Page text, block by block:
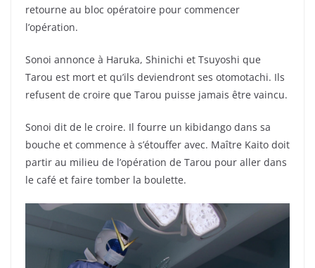
retourne au bloc opératoire pour commencer
l’opération.
Sonoi annonce à Haruka, Shinichi et Tsuyoshi que
Tarou est mort et qu’ils deviendront ses otomotachi. Ils
refusent de croire que Tarou puisse jamais être vaincu.
Sonoi dit de le croire. Il fourre un kibidango dans sa
bouche et commence à s’étouffer avec. Maître Kaito doit
partir au milieu de l’opération de Tarou pour aller dans
le café et faire tomber la boulette.